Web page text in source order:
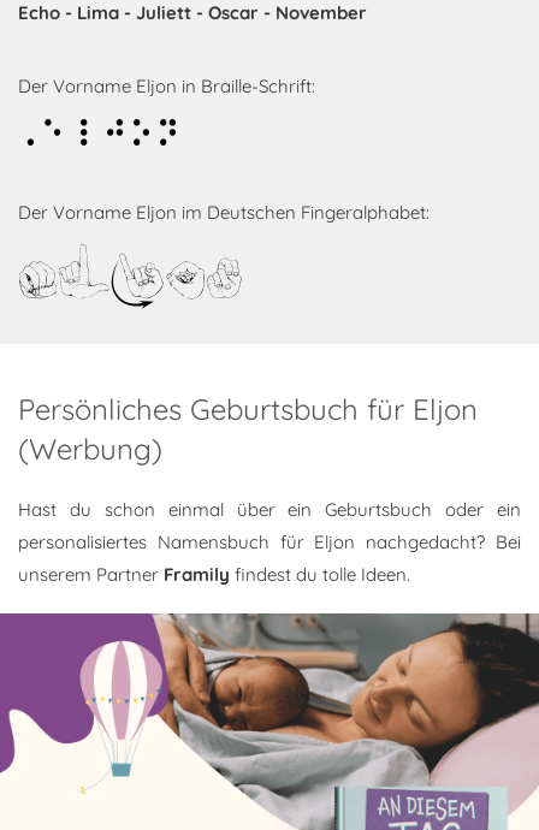
Echo - Lima - Juliett - Oscar - November
Der Vorname Eljon in Braille-Schrift:
Eljon
Der Vorname Eljon im Deutschen Fingeralphabet:
Eljon
Persönliches Geburtsbuch für Eljon
(Werbung)
Hast du schon einmal über ein Geburtsbuch oder ein
personalisiertes Namensbuch für Eljon nachgedacht? Bei
unserem Partner Framily findest du tolle Ideen.